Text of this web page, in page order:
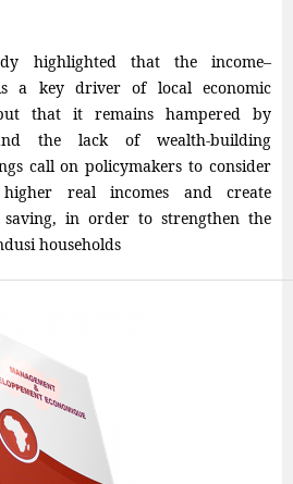
highlighted that the income–
a key driver of local economic
that it remains hampered by
the lack of wealth-building
call on policymakers to consider
real incomes and create
saving, in order to strengthen the
households